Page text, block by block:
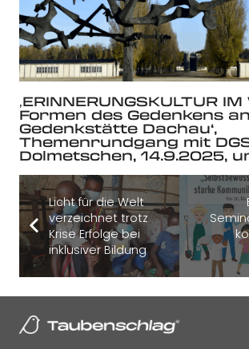
‚ERINNERUNGSKULTUR
Formen des Gedenkens
Gedenkstätte Dachau‘,
Themenrundgang mit
Dolmetschen, 14.9.2025,
Licht für die Welt
verzeichnet trotz
Krise Erfolge bei
inklusiver Bildung